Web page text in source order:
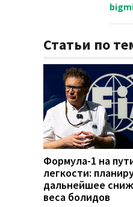
Статьи по
Формула-1 на
легкости:
дальнейшее
веса болидов